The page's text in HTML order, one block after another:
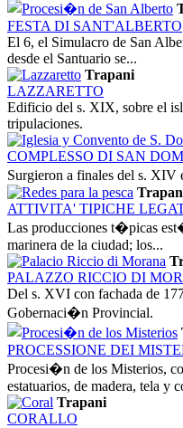
FESTA DI SANT'ALBERTO
El 6, el Simulacro de San
desde el Santuario se...
Trapani
LAZZARETTO
Edificio del s. XIX, sobre el
tripulaciones.
COMPLESSO DI SAN
Surgieron a finales del s. XIV
ATTIVITA' TIPICHE
Las producciones t�picas
marinera de la ciudad; los...
PALAZZO RICCIO DI
Del s. XVI con fachada de
Gobernaci�n Provincial.
PROCESSIONE DEI
Procesi�n de los Misterios,
estatuarios, de madera, tela y
Trapani
CORALLO